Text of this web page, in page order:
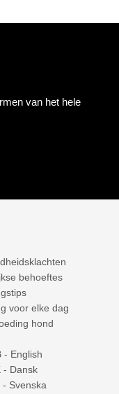
van het hele
behoeftes
voor elke dag
hond
- English
- Dansk
- Svenska